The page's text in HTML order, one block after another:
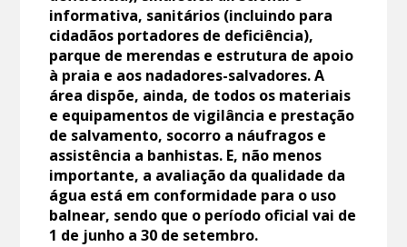
informativa, sanitários (incluindo para
cidadãos portadores de deficiência),
parque de merendas e estrutura de apoio
à praia e aos nadadores-salvadores. A
área dispõe, ainda, de todos os materiais
e equipamentos de vigilância e prestação
de salvamento, socorro a náufragos e
assistência a banhistas. E, não menos
importante, a avaliação da qualidade da
água está em conformidade para o uso
balnear, sendo que o período oficial vai de
1 de junho a 30 de setembro.